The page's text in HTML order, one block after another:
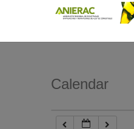
Calendar